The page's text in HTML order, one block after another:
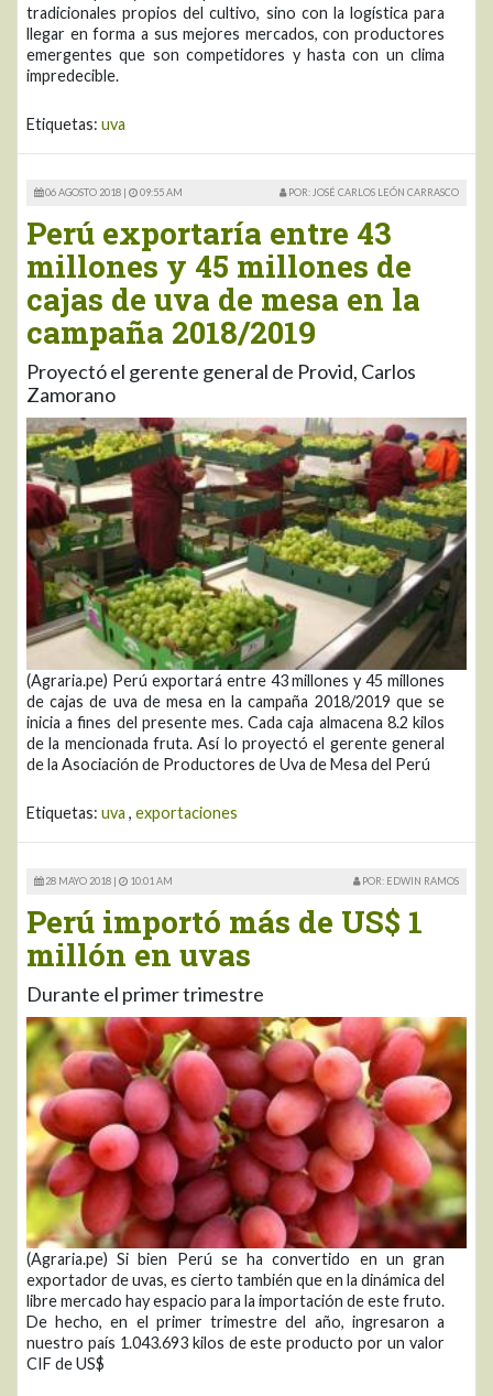
tradicionales propios del cultivo, sino con la logística para
llegar en forma a sus mejores mercados, con productores
emergentes que son competidores y hasta con un clima
impredecible.
Etiquetas: uva
06 AGOSTO 2018 | 09:55 AM POR: JOSÉ CARLOS LEÓN CARRASCO
Perú exportaría entre 43
millones y 45 millones de
cajas de uva de mesa en la
campaña 2018/2019
Proyectó el gerente general de Provid, Carlos
Zamorano
(Agraria.pe) Perú exportará entre 43 millones y 45 millones
de cajas de uva de mesa en la campaña 2018/2019 que se
inicia a fines del presente mes. Cada caja almacena 8.2 kilos
de la mencionada fruta. Así lo proyectó el gerente general
de la Asociación de Productores de Uva de Mesa del Perú
Etiquetas: uva , exportaciones
28 MAYO 2018 | 10:01 AM POR: EDWIN RAMOS
Perú importó más de US$ 1
millón en uvas
Durante el primer trimestre
(Agraria.pe) Si bien Perú se ha convertido en un gran
exportador de uvas, es cierto también que en la dinámica del
libre mercado hay espacio para la importación de este fruto.
De hecho, en el primer trimestre del año, ingresaron a
nuestro país 1.043.693 kilos de este producto por un valor
CIF de US$